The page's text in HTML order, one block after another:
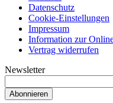
Datenschutz
Cookie-Einstellungen
Impressum
Information zur
Vertrag widerrufen
Newsletter
Abonnieren